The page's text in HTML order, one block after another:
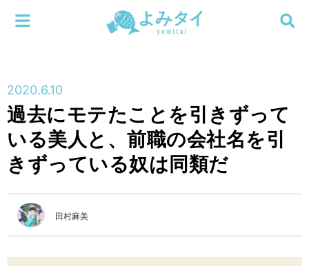
連載
新刊
編集部
検索する
メニューを閉じる
2020.6.10
過去にモテたことを引きずって
いる美人と、前職の会社名を引
きずっている奴は同類だ
田村麻美